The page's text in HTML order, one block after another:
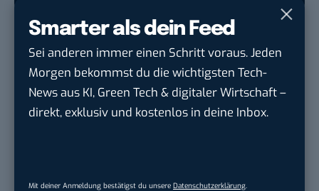
Smarter als dein Feed
Sei anderen immer einen Schritt voraus. Jeden
Morgen bekommst du die wichtigsten Tech-
News aus KI, Green Tech & digitaler Wirtschaft –
direkt, exklusiv und kostenlos in deine Inbox.
Mit deiner Anmeldung bestätigst du unsere Datenschutzerklärung.
Auch interessant:
Metaverse: KI erkennt Passwörter über
Handbewegungen an Tastatur
Login ohne Passwort: WhatsApp führt Passkeys
für Android-User ein
iOS 17.2.1: Neues iPhone-Update schließt